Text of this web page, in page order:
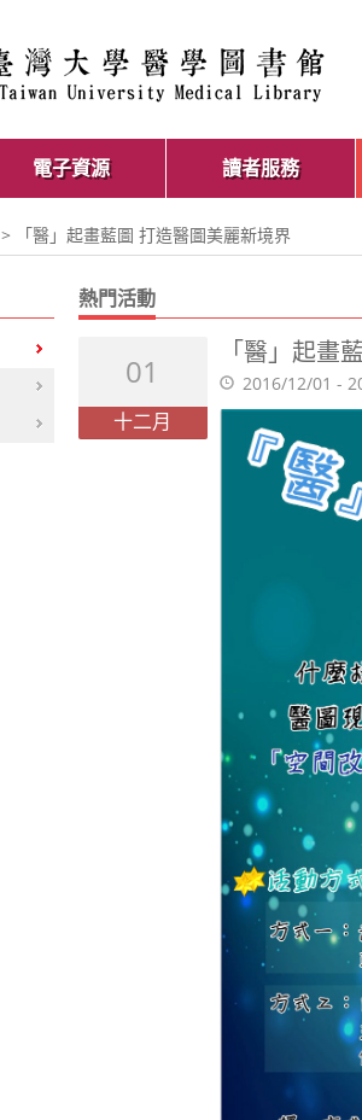
電子資源 讀者服務
> 「醫」起畫藍圖 打造醫圖美麗新境界
熱門活動
01
十二月
「醫」起畫
2016/12/01 -